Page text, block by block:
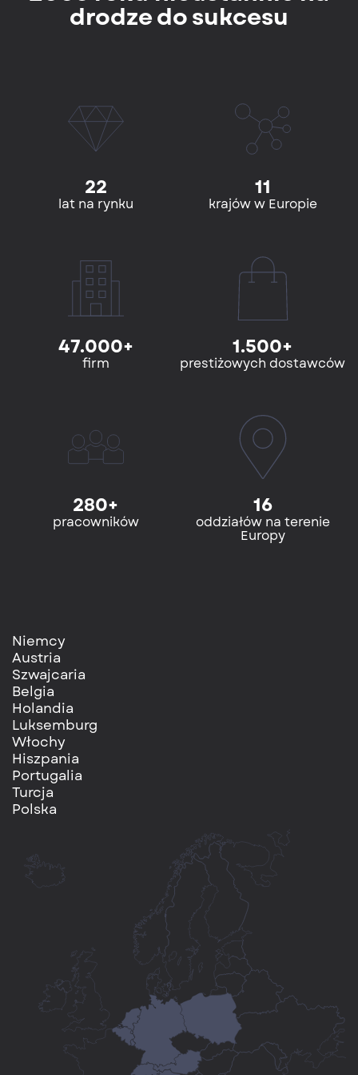
drodze do sukcesu
22
lat na rynku
11
krajów w Europie
47.000+
firm
1.500+
prestiżowych dostawców
280+
pracowników
16
oddziałów na terenie
Europy
Niemcy
Austria
Szwajcaria
Belgia
Holandia
Luksemburg
Włochy
Hiszpania
Portugalia
Turcja
Polska